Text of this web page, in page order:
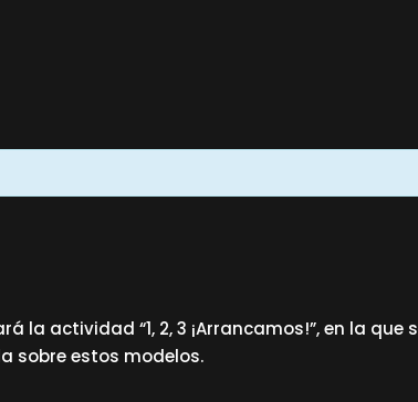
la actividad “1, 2, 3 ¡Arrancamos!”, en la
sobre estos modelos.